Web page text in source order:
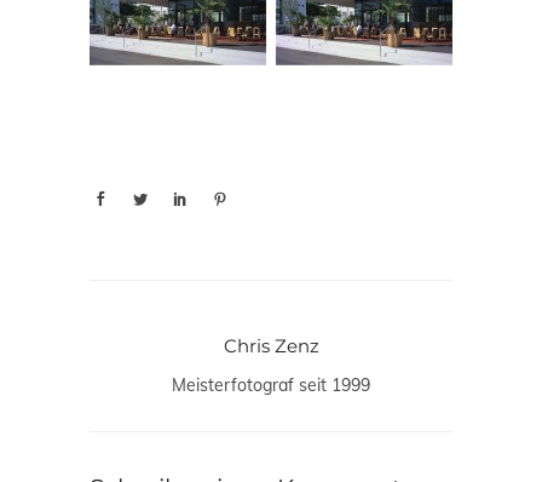
Chris Zenz
Meisterfotograf seit 1999